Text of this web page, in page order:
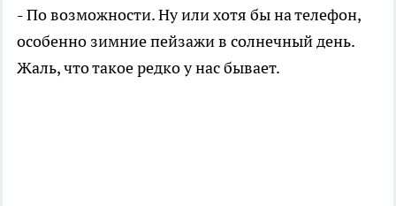
- По возможности. Ну или хотя бы на телефон,
особенно зимние пейзажи в солнечный день.
Жаль, что такое редко у нас бывает.